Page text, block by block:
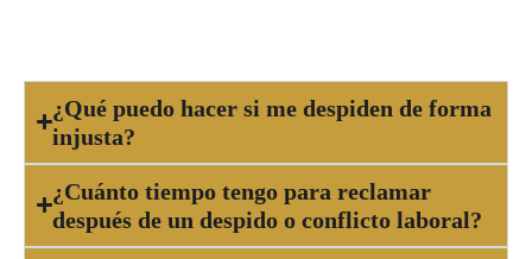
¿Qué puedo hacer si me despiden de forma
injusta?
¿Cuánto tiempo tengo para reclamar
después de un despido o conflicto laboral?